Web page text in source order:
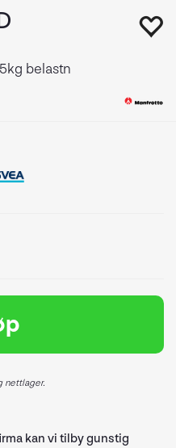
belastn
nettlager.
kan vi tilby gunstig